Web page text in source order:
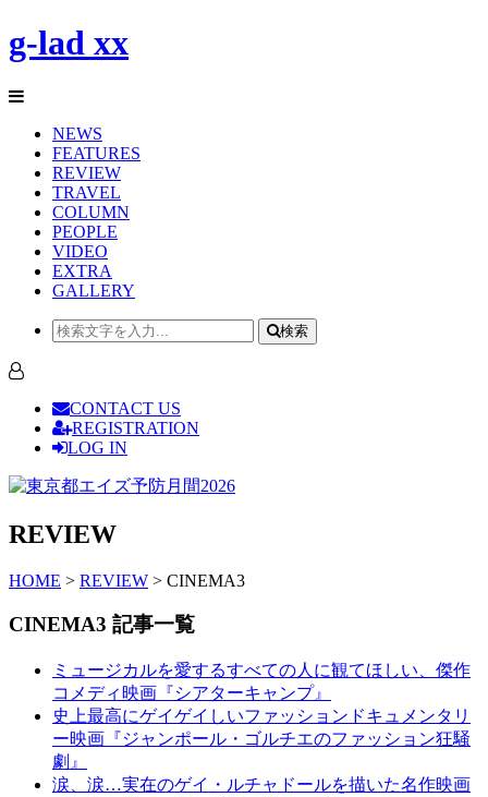
g-lad xx
NEWS
FEATURES
REVIEW
TRAVEL
COLUMN
PEOPLE
VIDEO
EXTRA
GALLERY
検索
CONTACT US
REGISTRATION
LOG IN
REVIEW
HOME > REVIEW > CINEMA3
CINEMA3 記事一覧
ミュージカルを愛するすべての人に観てほしい、傑作
コメディ映画『シアターキャンプ』
史上最高にゲイゲイしいファッションドキュメンタリ
ー映画『ジャンポール・ゴルチエのファッション狂騒
劇』
涙、涙…実在のゲイ・ルチャドールを描いた名作映画